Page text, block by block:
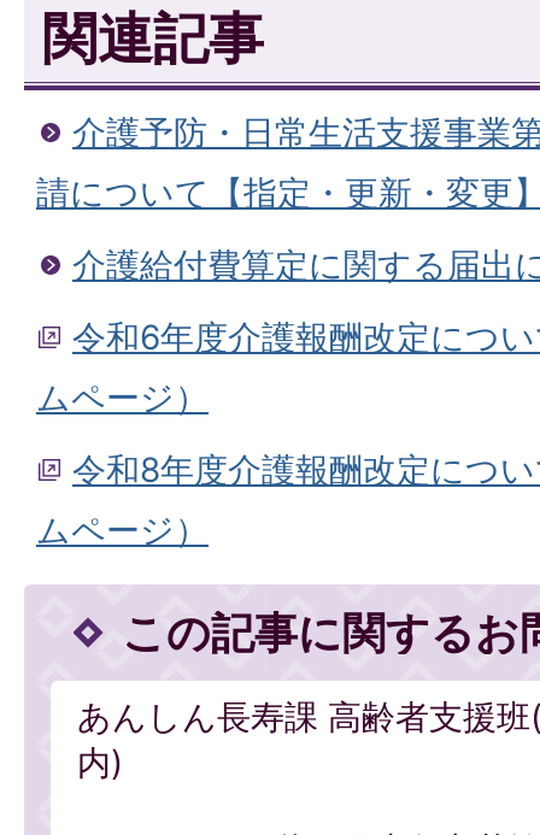
関連記事
介護予防・日常生活支援事業
請について【指定・更新・変更
介護給付費算定に関する届出
令和6年度介護報酬改定につ
ムページ）
令和8年度介護報酬改定につ
ムページ）
この記事に関するお
あんしん長寿課 高齢者支援
内)